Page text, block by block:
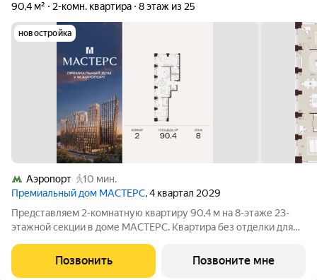
90,4 м²
2-комн. квартира 8 этаж из 25
новостройка
Аэропорт
10 мин.
Премиальный дом МАСТЕРС, 4 квартал 2029
Представляем 2-комнатную квартиру 90,4 м на 8-этаже 23-
этажной секции в доме МАСТЕРС. Квартира без отделки для
июле! Подробности в офисе отдела продаж. - Гардеробная -
Виды на двор, город
Позвонить Позвоните мне